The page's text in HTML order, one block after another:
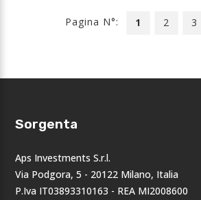
Pagina N°: 1 2 3
Sorgenta
Aps Investments S.r.l.
Via Podgora, 5 - 20122 Milano, Italia
P.Iva IT03893310163 - REA MI2008600